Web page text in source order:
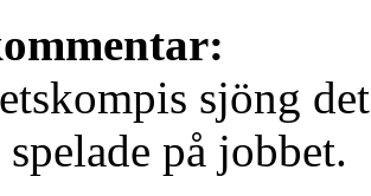
sjöng
på jobbet.